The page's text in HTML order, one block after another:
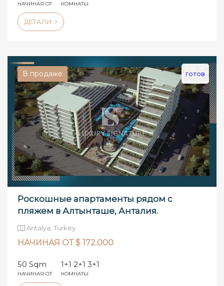
НАЧИНАЯ ОТ КОМНАТЫ
ДЕТАЛИ
В продаже готов
Роскошные апартаменты рядом с
пляжем в Алтынташе, Анталия.
Antalya, Turkey
НАЧИНАЯ ОТ $ 172.000
50 Sqm
НАЧИНАЯ ОТ
1+1 2+1 3+1
КОМНАТЫ